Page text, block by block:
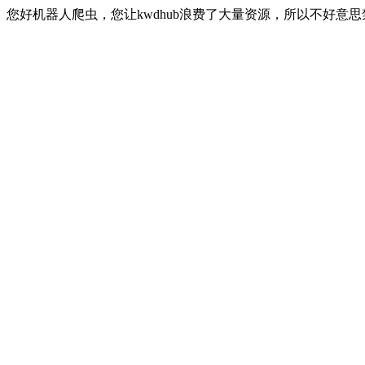
您好机器人爬虫，您让kwdhub浪费了大量资源，所以不好意思